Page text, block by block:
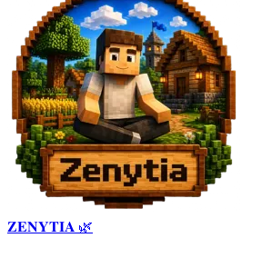
𝐙𝐄𝐍𝐘𝐓𝐈𝐀 🌿